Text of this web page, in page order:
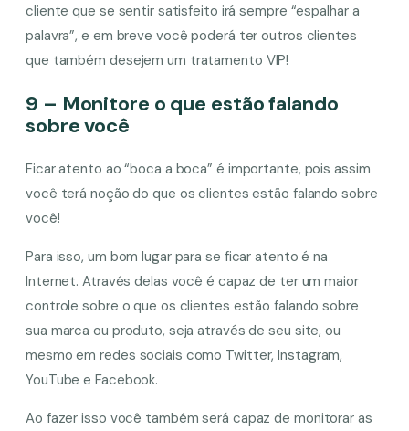
cliente que se sentir satisfeito irá sempre “espalhar a
palavra”, e em breve você poderá ter outros clientes
que também desejem um tratamento VIP!
9 – Monitore o que estão falando
sobre você
Ficar atento ao “boca a boca” é importante, pois assim
você terá noção do que os clientes estão falando sobre
você!
Para isso, um bom lugar para se ficar atento é na
Internet. Através delas você é capaz de ter um maior
controle sobre o que os clientes estão falando sobre
sua marca ou produto, seja através de seu site, ou
mesmo em redes sociais como Twitter, Instagram,
YouTube e Facebook.
Ao fazer isso você também será capaz de monitorar as